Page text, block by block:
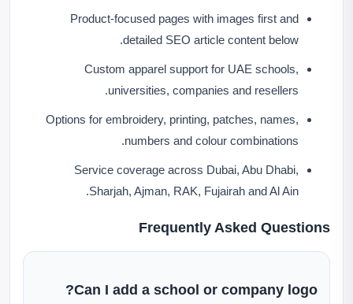
Product-focused pages with images first and
detailed SEO article content below.
Custom apparel support for UAE schools,
universities, companies and resellers.
Options for embroidery, printing, patches, names,
numbers and colour combinations.
Service coverage across Dubai, Abu Dhabi,
Sharjah, Ajman, RAK, Fujairah and Al Ain.
Frequently Asked Questions
Can I add a school or company logo?